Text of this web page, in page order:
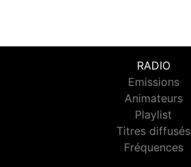
RADIO
Emissions
Animateurs
Playlist
Titres diffusés
Fréquences